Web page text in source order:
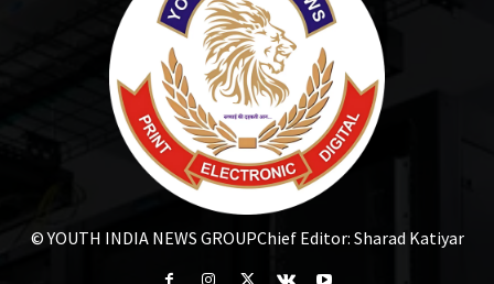
© YOUTH INDIA NEWS GROUPChief Editor: Sharad Katiyar